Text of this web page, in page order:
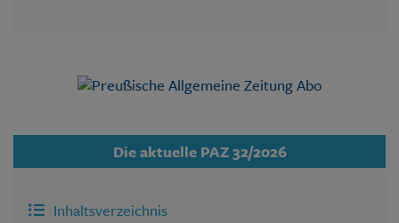
Die aktuelle PAZ 32/2026
Inhaltsverzeichnis